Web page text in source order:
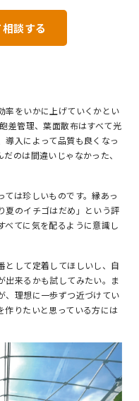
談する
率をいかに上げていくかとい
差管理、葉面散布はすべて光
導入によって品質も良くなっ
のは間違いじゃなかった、
は珍しいものです。縁あっ
夏のイチゴはだめ」という評
べてに気を配るように意識し
として定着してほしいし、自
出来るかも試してみたい。ま
、理想に一歩ずつ近づけてい
作りたいと思っている方には